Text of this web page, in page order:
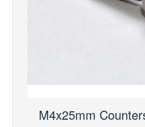
M4x25mm